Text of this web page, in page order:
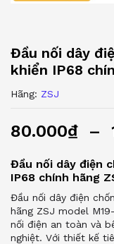
Đầu nối dây
khiển IP68
Hãng: ZSJ
80.000₫ –
Đầu nối dây điện
IP68 chính hãng
Đầu nối dây điện
hãng ZSJ model
nối điện an toàn và
nghiệt. Với thiết kế